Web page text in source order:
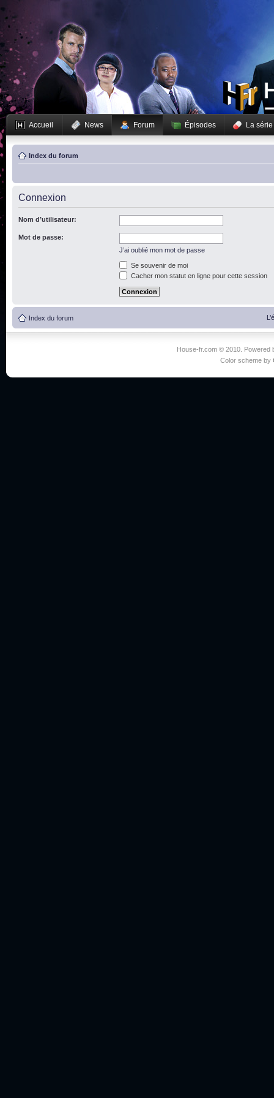
Accueil News Forum Épisodes La série
Index du forum
Connexion
Nom d’utilisateur:
Mot de passe:
J’ai oublié mon mot de passe
Se souvenir de moi
Cacher mon statut en ligne pour cette session
Index du forum
House-fr.com © 2010. Powered
Color scheme by